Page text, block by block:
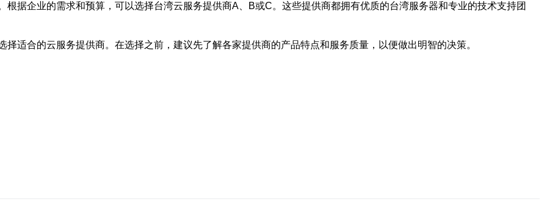
据企业的需求和预算，可以选择台湾云服务提供商A、B或C。这些提供商都拥有优质的台湾服务器和专业的技术支持团
适合的云服务提供商。在选择之前，建议先了解各家提供商的产品特点和服务质量，以便做出明智的决策。